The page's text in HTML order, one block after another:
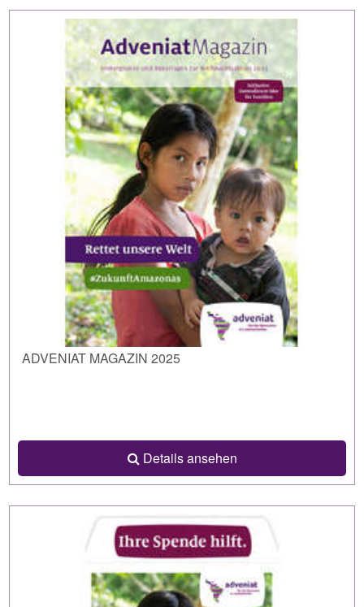
ADVENIAT MAGAZIN 2025
Details ansehen